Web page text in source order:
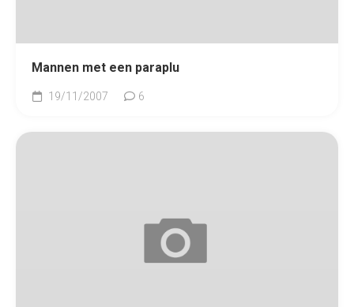
Mannen met een paraplu
19/11/2007 6